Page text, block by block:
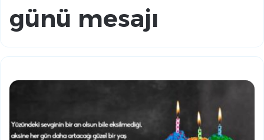
günü mesajı